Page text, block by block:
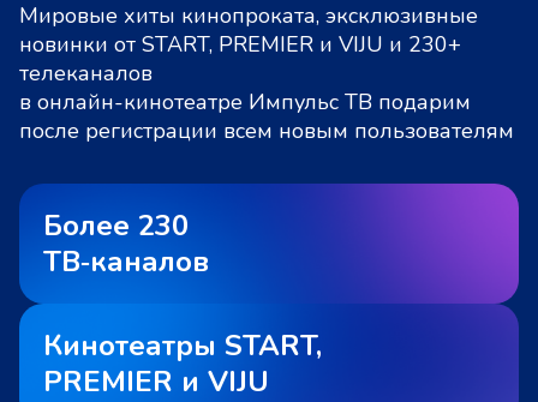
Мировые хиты кинопроката, эксклюзивные
новинки от START, PREMIER и VIJU и 230+
телеканалов
в онлайн-кинотеатре Импульс ТВ подарим
после регистрации всем новым пользователям
Более 230
ТВ‑каналов
Кинотеатры START,
PREMIER и VIJU